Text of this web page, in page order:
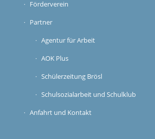
Förderverein
Partner
Agentur für Arbeit
AOK Plus
Schülerzeitung Brösl
Schulsozialarbeit und Schulklub
Anfahrt und Kontakt